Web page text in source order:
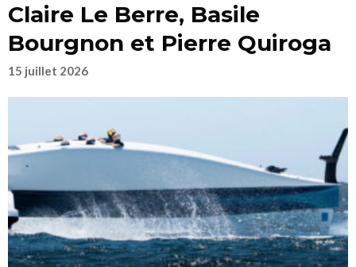
Claire Le Berre, Basile
Bourgnon et Pierre Quiroga
15 juillet 2026